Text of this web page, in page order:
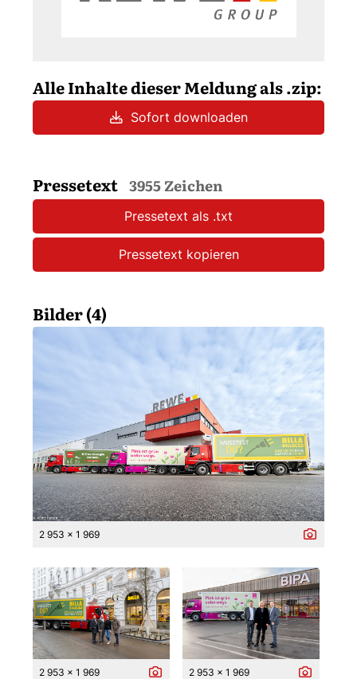
Alle Inhalte dieser Meldung als .zip:
Sofort downloaden
Pressetext 3955 Zeichen
Pressetext als .txt
Pressetext kopieren
Bilder (4)
2 953 x 1 969
2 953 x 1 969 2 953 x 1 969